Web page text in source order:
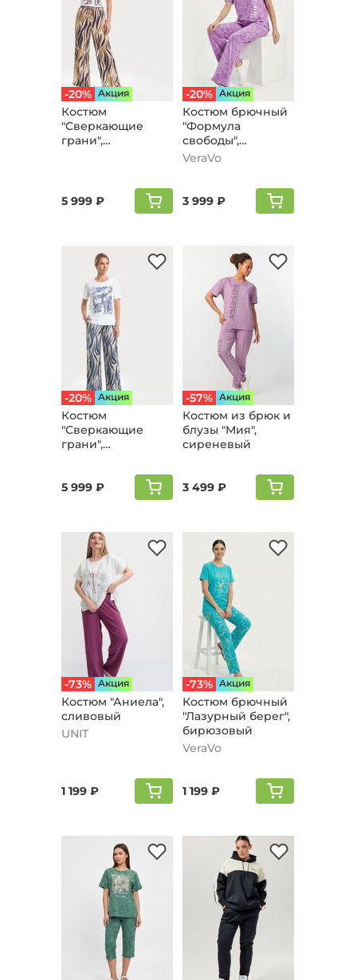
-20% Aкция
Костюм
"Сверкающие
грани",
5 999 ₽
-20% Aкция
Костюм брючный
"Формула
свободы",
сиреневый
VeraVo
3 999 ₽
-20% Aкция
Костюм
"Сверкающие
грани",
5 999 ₽
-57% Aкция
Костюм из брюк и
блузы "Мия",
сиреневый
3 499 ₽
-73% Aкция
Костюм "Аниела",
сливовый
UNIT
1 199 ₽
-73% Aкция
Костюм брючный
"Лазурный берег",
бирюзовый
VeraVo
1 199 ₽